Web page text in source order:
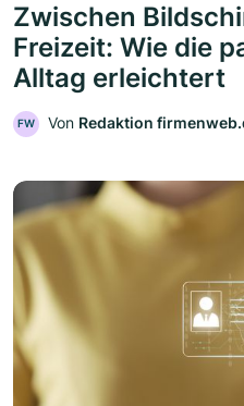
Zwischen
Freizeit: Wie die
Alltag erleichtert
FW Von Redaktion